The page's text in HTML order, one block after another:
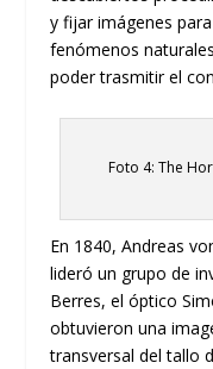
y fijar imágenes
fenómenos
poder trasmitir el
Foto 4: The
En 1840, Andreas
lideró un grupo de
Berres, el óptico
obtuvieron una
transversal del tallo